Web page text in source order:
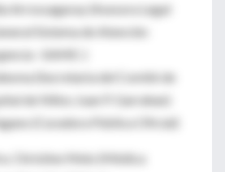
Arrossagaray (Asesora Legal
Sistema de Atención
–SAME-)
(Secretaria del Comité de
de Niños Juan P. Garrahan)
(Curadora Pública Oficial)
Christine Melo (Médica